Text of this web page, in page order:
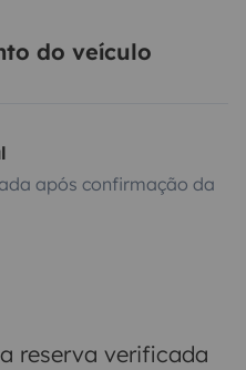
do veículo
após confirmação da
reserva verificada